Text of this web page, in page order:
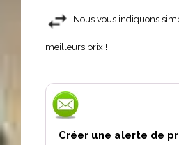
Nous vous indiquons
meilleurs prix !
Créer une alerte de